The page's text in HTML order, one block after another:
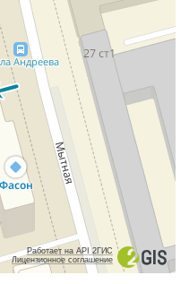
Работает на API 2ГИС
Лицензионное соглашение